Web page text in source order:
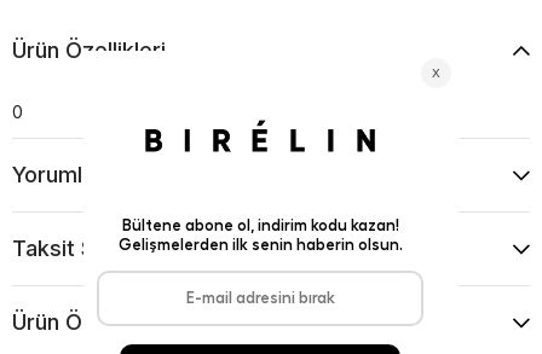
Ürün Özellikleri
0
Yorumlar
Taksit Seçenekleri
Ürün Önerileri